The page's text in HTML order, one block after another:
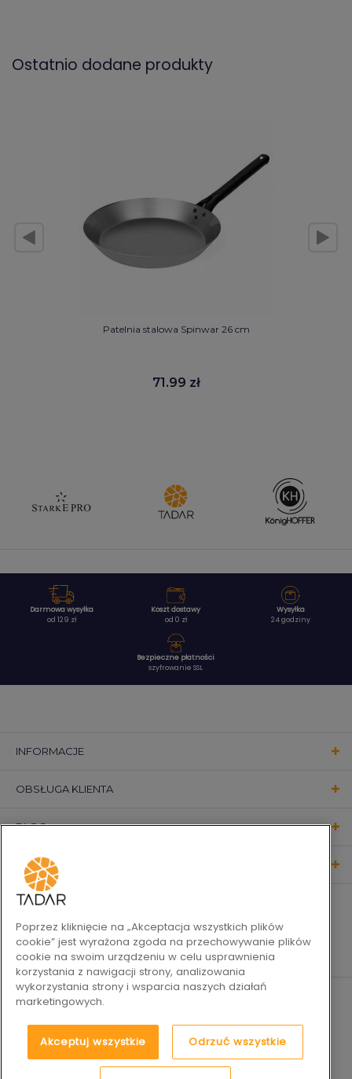
Ostatnio dodane produkty
Patelnia stalowa Spinwar 26 cm
71.99 zł
Darmowa wysyłka
od 129 zł
Koszt dostawy
od 0 zł
Wysyłka
24 godziny
Bezpieczne płatności
szyfrowanie SSL
INFORMACJE
OBSŁUGA KLIENTA
BLOG
KONTAKT
Poprzez kliknięcie na „Akceptacja wszystkich plików
cookie” jest wyrażona zgoda na przechowywanie plików
cookie na swoim urządzeniu w celu usprawnienia
korzystania z nawigacji strony, analizowania
wykorzystania strony i wsparcia naszych działań
marketingowych.
Akceptuj wszystkie Odrzuć wszystkie